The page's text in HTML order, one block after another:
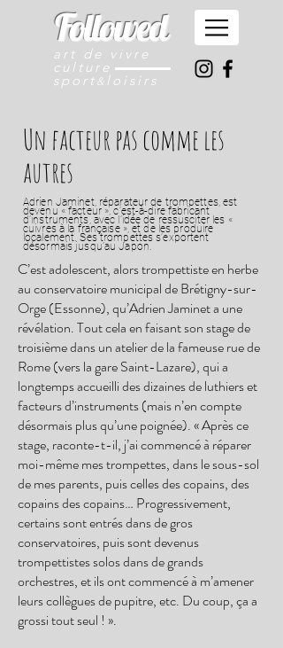
Followed
art de vivre
culture
sport & loisirs
Un facteur pas comme les
autres
Adrien Jaminet, réparateur de trompettes, est
devenu « facteur », c’est-à-dire fabricant
d’instruments, avec l’idée de ressusciter les «
cuivres à la française », et de les produire
localement. Ses trompettes s’exportent
désormais jusqu’au Japon.
C’est adolescent, alors trompettiste en herbe
au conservatoire municipal de Brétigny-sur-
Orge (Essonne), qu’Adrien Jaminet a une
révélation. Tout cela en faisant son stage de
troisième dans un atelier de la fameuse rue de
Rome (vers la gare Saint-Lazare), qui a
longtemps accueilli des dizaines de luthiers et
facteurs d’instruments (mais n’en compte
désormais plus qu’une poignée). « Après ce
stage, raconte-t-il, j’ai commencé à réparer
moi-même mes trompettes, dans le sous-sol
de mes parents, puis celles des copains, des
copains des copains… Progressivement,
certains sont entrés dans de gros
conservatoires, puis sont devenus
trompettistes solos dans de grands
orchestres, et ils ont commencé à m’amener
leurs collègues de pupitre, etc. Du coup, ça a
grossi tout seul ! ».